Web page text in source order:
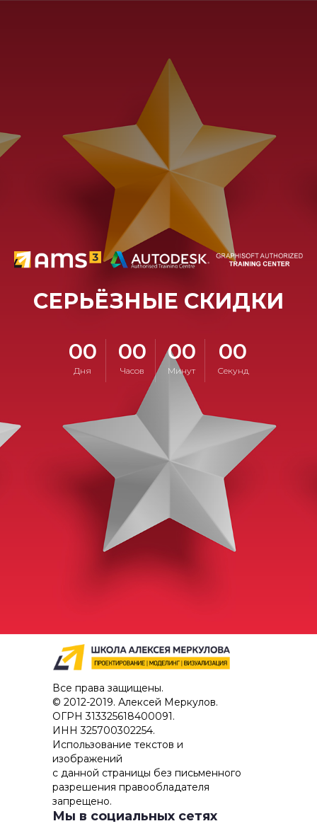
СЕРЬЁЗНЫЕ СКИДКИ
00
Дня
00
Часов
00
Минут
00
Секунд
Все права защищены.
© 2012-2019. Алексей Меркулов.
ОГРН 313325618400091.
ИНН 325700302254.
Использование текстов и
изображений
с данной страницы без письменного
разрешения правообладателя
запрещено.
Мы в социальных сетях